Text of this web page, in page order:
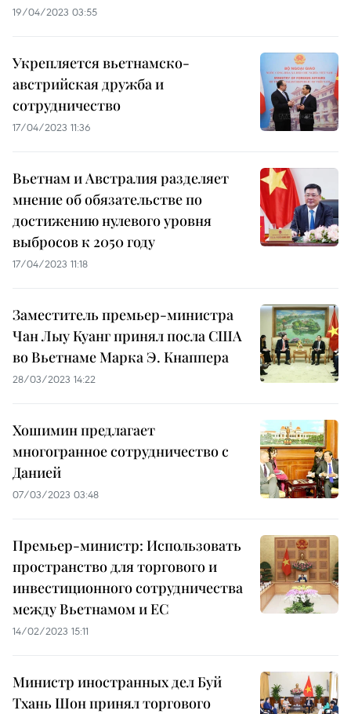
19/04/2023 03:55
Укрепляется вьетнамско-
австрийская дружба и
сотрудничество
17/04/2023 11:36
Вьетнам и Австралия разделяет
мнение об обязательстве по
достижению нулевого уровня
выбросов к 2050 году
17/04/2023 11:18
Заместитель премьер-министра
Чан Лыу Куанг принял посла США
во Вьетнаме Марка Э. Кнаппера
28/03/2023 14:22
Хошимин предлагает
многогранное сотрудничество с
Данией
07/03/2023 03:48
Премьер-министр: Использовать
пространство для торгового и
инвестиционного сотрудничества
между Вьетнамом и ЕС
14/02/2023 15:11
Министр иностранных дел Буй
Тхань Шон принял торгового